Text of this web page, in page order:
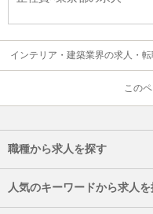
インテリア・建築業界の求人・
この
職種から求人を探す
人気のキーワードから求人を